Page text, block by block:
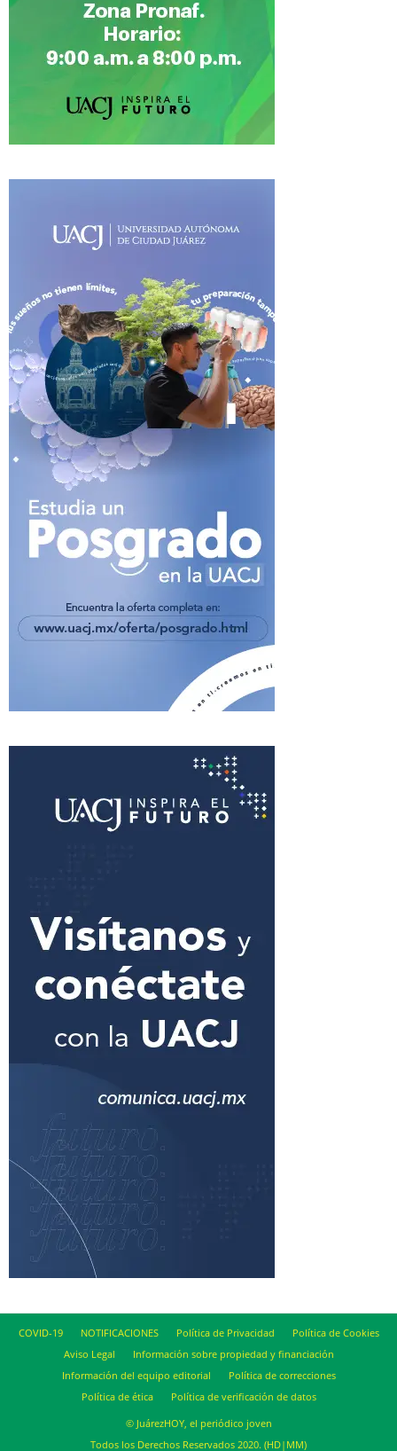
COVID-19 NOTIFICACIONES Política de Privacidad
Política de Cookies
Aviso Legal
Información sobre propiedad y financiación
Información del equipo editorial
Política de correcciones
Política de ética
Política de verificación de datos
© JuárezHOY, el periódico joven
Todos los Derechos Reservados 2020. (HD|MM)